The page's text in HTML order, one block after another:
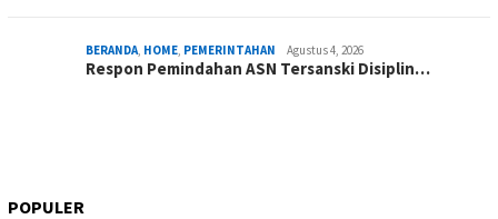
BERANDA HOME PEMERINTAHAN Agustus 4, 2026
Respon Pemindahan ASN Tersanski Disiplin…
POPULER